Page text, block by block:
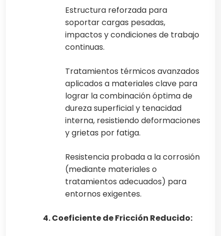
Estructura reforzada para
soportar cargas pesadas,
impactos y condiciones de trabajo
continuas.
Tratamientos térmicos avanzados
aplicados a materiales clave para
lograr la combinación óptima de
dureza superficial y tenacidad
interna, resistiendo deformaciones
y grietas por fatiga.
Resistencia probada a la corrosión
(mediante materiales o
tratamientos adecuados) para
entornos exigentes.
4. Coeficiente de Fricción Reducido: